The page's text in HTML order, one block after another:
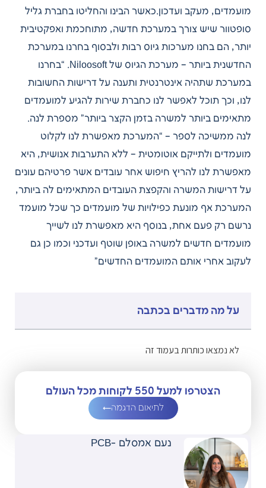
מועמדים, מעקב ועדכון.כאשר הבינו והחליטו בחברת גליל
סופטוור שיש צורך במערכת חדשה, מתוחכמת ואפקטיבית
יותר, הם בחנו מערכות גיוס רבות ולבסוף בחרנו במערכת
החדשנית ביותר – מערכת הגיוס של Niloosoft. “בחרנו
במערכת שתהיה אינטרנטית ותענה על דרישות החשובות
לנו, וכך תוכל לאפשר לנו כחברת שירות להגיע למועמדים
מתאימים ביותר למשרה בזמן הקצר ביותר” מספרת לנה.
לנה ממשיכה לספר – “המערכת מאפשרת לנו לקלוט
מועמדים ולתייקם אוטומטית – ללא התערבות אנושית, היא
מאפשרת לנו להריץ חיפוש אחר עובדים אשר פרטיהם עונים
על דרישות המשרה והקפצת העובדים המתאימים לה ביותר,
המערכת אף מונעת כפילויות של מועמדים כך שכל מועמד
נרשם רק פעם אחת, בנוסף היא מאפשרת לנו לשייך
מועמדים חדשים למשרה באופן שוטף ועדכני וכמו כן גם
לעקוב אחרי אותם המועמדים החדשים”
על מה מדברים בכתבה
לא נמצאו כותרות בעמוד זה
הצטרפו למעל 550 לקוחות מכל העולם
לתיאום הדגמה
נעם אמסלם -PCB